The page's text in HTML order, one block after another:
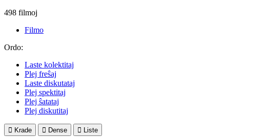
498 filmoj
Filmo
Ordo:
Laste kolektitaj
Plej freŝaj
Laste diskutataj
Plej spektitaj
Plej ŝatataj
Plej diskutitaj
 Krade  Dense  Liste